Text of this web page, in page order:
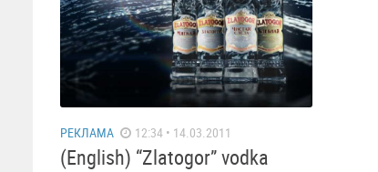
РЕКЛАМА 12:34 • 14.03.2011
(English) “Zlatogor” vodka